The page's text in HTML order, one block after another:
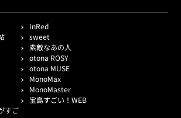
InRed
sweet
素敵なあの人
otona ROSY
otona MUSE
MonoMax
MonoMaster
宝島すごい！WEB
すご